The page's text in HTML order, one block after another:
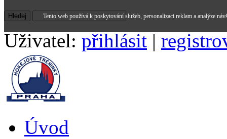
Uživatel: přihlásit |
Úvod
Tento web používá k poskytování služeb, personalizaci reklam a analýze